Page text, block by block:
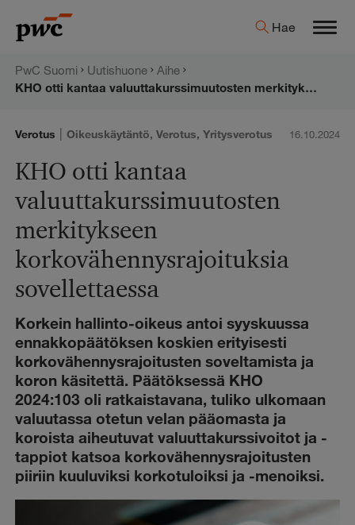
sisältöön
PwC:n
Hae
PwC Suomi Uutishuone
Aihe
KHO otti kantaa valuuttakurssimuutosten merkitykseen korkovähennysrajoituksia sovellettaessa
Verotus | Oikeuskäytäntö,Verotus,Yritysverotus 16.10.2024
KHO otti kantaa
valuuttakurssimuutosten
merkitykseen
korkovähennysrajoituksia
sovellettaessa
Korkein hallinto-oikeus antoi syyskuussa
ennakkopäätöksen koskien erityisesti
korkovähennysrajoitusten soveltamista ja
koron käsitettä. Päätöksessä KHO
2024:103 oli ratkaistavana, tuliko ulkomaan
valuutassa otetun velan pääomasta ja
koroista aiheutuvat valuuttakurssivoitot ja -
tappiot katsoa korkovähennysrajoitusten
piiriin kuuluviksi korkotuloiksi ja -menoiksi.